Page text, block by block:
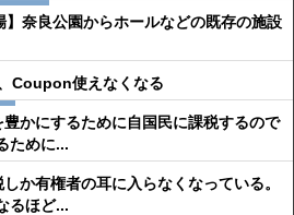
】奈良公園からホールなどの既存の施設
Coupon使えなくなる
豊かにするために自国民に課税するので
ために...
か有権者の耳に入らなくなっている。
るほど...